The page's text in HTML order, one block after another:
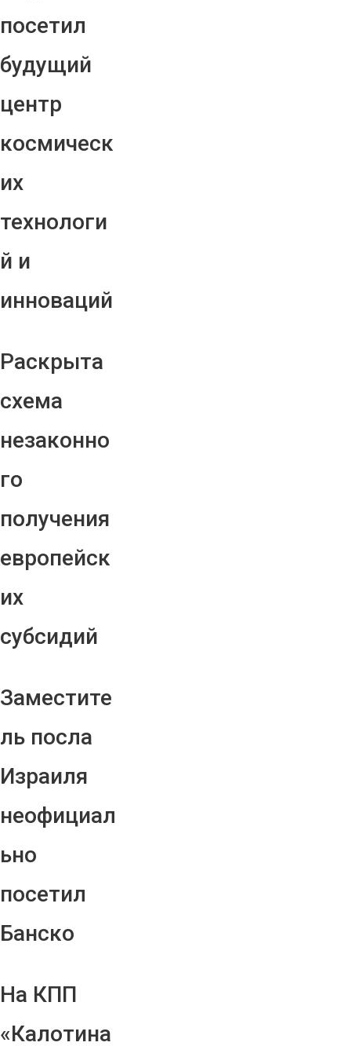
посетил
будущий
центр
космическ
их
технологи
й и
инноваций
Раскрыта
схема
незаконно
го
получения
европейск
их
субсидий
Заместите
ль посла
Израиля
неофициал
ьно
посетил
Банско
На КПП
«Калотина